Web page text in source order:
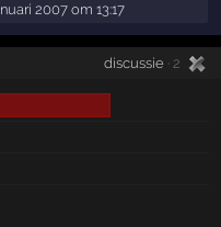
2007 om 13:17
discussie · 2